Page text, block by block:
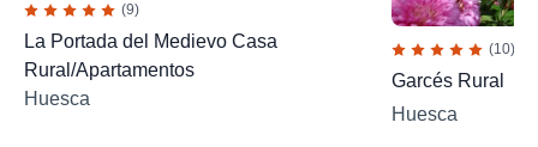
(9)
La Portada del Medievo Casa
Rural/Apartamentos
Huesca
(10)
Garcés Rural
Huesca